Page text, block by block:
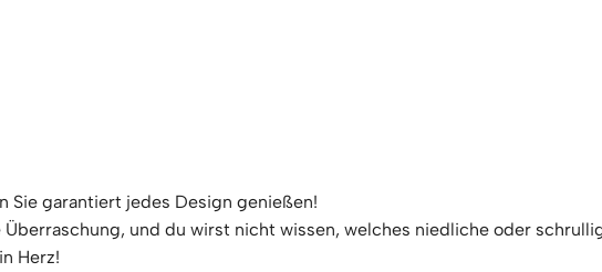
Sie garantiert jedes Design genießen!
und du wirst nicht wissen, welches niedliche oder
Herz!